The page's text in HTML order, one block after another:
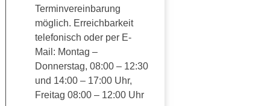
Terminvereinbarung
möglich. Erreichbarkeit
telefonisch oder per E-
Mail: Montag –
Donnerstag, 08:00 – 12:30
und 14:00 – 17:00 Uhr,
Freitag 08:00 – 12:00 Uhr